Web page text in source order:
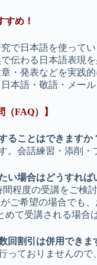
め！
で日本語を使って
伝わる日本語表現
・発表などを実践
本語・敬語・メー
（FAQ）】
ることはできますか
。会話練習・添削・
い場合はどうすれば
程度の受講をご検
ご希望の場合でも、
めて受講される場合
回割引は併用できま
っておりませんので